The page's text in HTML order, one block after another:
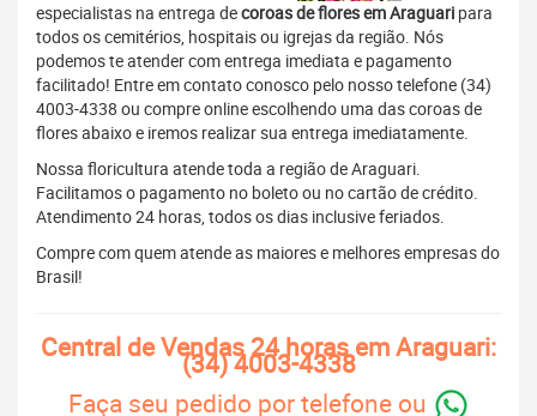
especialistas na entrega decoroas de flores em Araguari para
todos os cemitérios, hospitais ou igrejas da região. Nós
podemos te atender com entrega imediata e pagamento
facilitado! Entre em contato conosco pelo nosso telefone (34)
4003-4338 ou compre online escolhendo uma das coroas de
flores abaixo e iremos realizar sua entrega imediatamente.
Nossa floricultura atende toda a região de Araguari.
Facilitamos o pagamento no boleto ou no cartão de crédito.
Atendimento 24 horas, todos os dias inclusive feriados.
Compre com quem atende as maiores e melhores empresas do
Brasil!
Central de Vendas 24 horas em Araguari:
(34) 4003-4338
Faça seu pedido por telefone ou